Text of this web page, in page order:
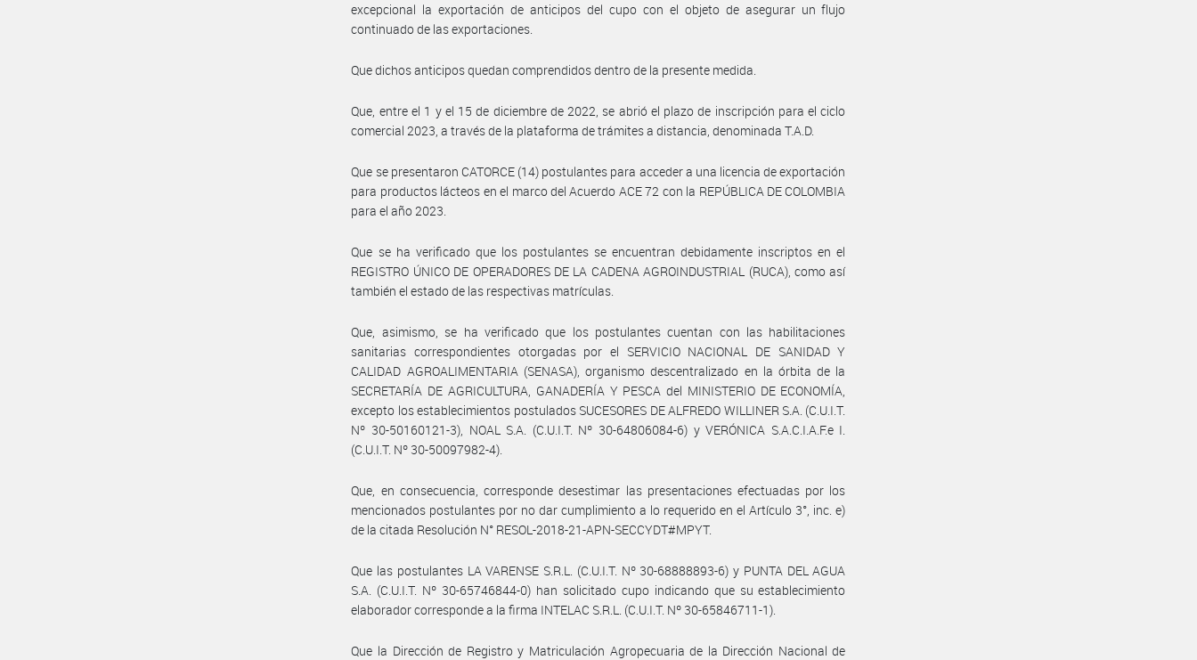
excepcional la exportación de anticipos del cupo con el objeto de asegurar un flujo
continuado de las exportaciones.
Que dichos anticipos quedan comprendidos dentro de la presente medida.
Que, entre el 1 y el 15 de diciembre de 2022, se abrió el plazo de inscripción para el ciclo
comercial 2023, a través de la plataforma de trámites a distancia, denominada T.A.D.
Que se presentaron CATORCE (14) postulantes para acceder a una licencia de exportación
para productos lácteos en el marco del Acuerdo ACE 72 con la REPÚBLICA DE COLOMBIA
para el año 2023.
Que se ha verificado que los postulantes se encuentran debidamente inscriptos en el
REGISTRO ÚNICO DE OPERADORES DE LA CADENA AGROINDUSTRIAL (RUCA), como así
también el estado de las respectivas matrículas.
Que, asimismo, se ha verificado que los postulantes cuentan con las habilitaciones
sanitarias correspondientes otorgadas por el SERVICIO NACIONAL DE SANIDAD Y
CALIDAD AGROALIMENTARIA (SENASA), organismo descentralizado en la órbita de la
SECRETARÍA DE AGRICULTURA, GANADERÍA Y PESCA del MINISTERIO DE ECONOMÍA,
excepto los establecimientos postulados SUCESORES DE ALFREDO WILLINER S.A. (C.U.I.T.
Nº 30-50160121-3), NOAL S.A. (C.U.I.T. Nº 30-64806084-6) y VERÓNICA S.A.C.I.A.F.e I.
(C.U.I.T. Nº 30-50097982-4).
Que, en consecuencia, corresponde desestimar las presentaciones efectuadas por los
mencionados postulantes por no dar cumplimiento a lo requerido en el Artículo 3°, inc. e)
de la citada Resolución N° RESOL-2018-21-APN-SECCYDT#MPYT.
Que las postulantes LA VARENSE S.R.L. (C.U.I.T. Nº 30-68888893-6) y PUNTA DEL AGUA
S.A. (C.U.I.T. Nº 30-65746844-0) han solicitado cupo indicando que su establecimiento
elaborador corresponde a la firma INTELAC S.R.L. (C.U.I.T. Nº 30-65846711-1).
Que la Dirección de Registro y Matriculación Agropecuaria de la Dirección Nacional de